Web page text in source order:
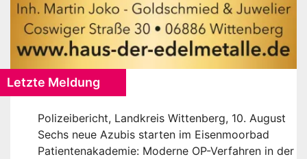
Letzte Meldung
Polizeibericht, Landkreis Wittenberg, 10. August
Sechs neue Azubis starten im Eisenmoorbad
Patientenakademie: Moderne OP-Verfahren in der